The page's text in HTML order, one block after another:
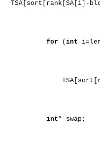
TSA[sort[rank[SA[i]-
for ( int
int* swap;